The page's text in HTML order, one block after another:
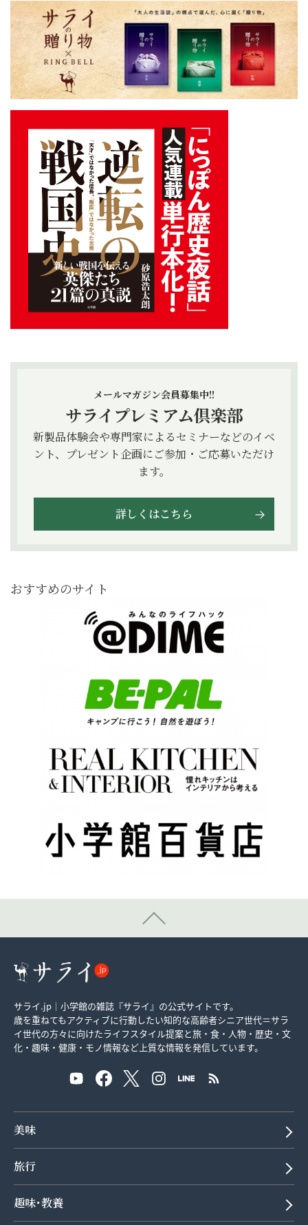
メールマガジン会員募集中!!
サライプレミアム倶楽部
新製品体験会や専門家によるセミナーなどのイベ
ント、プレゼント企画にご参加・ご応募いただけ
ます。
詳しくはこちら
おすすめのサイト
サライ.jp｜小学館の雑誌『サライ』の公式サイトです。
歳を重ねてもアクティブに行動したい知的な高齢者シニア世代＝サラ
イ世代の方々に向けたライフスタイル提案と旅・食・人物・歴史・文
化・趣味・健康・モノ情報など上質な情報を発信しています。
美味
旅行
趣味･教養